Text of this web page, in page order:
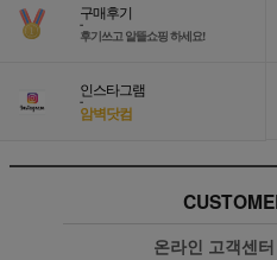
구매후기
-
후기쓰고 알뜰쇼핑 하세요!
인스타그램
-
암벽닷컴
온라인 고객센